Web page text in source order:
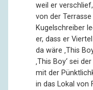
weil er
von der
Kugelschreiber
er, dass er
da wäre ‚This
‚This Boy‘ sei
mit der
in das Lokal von